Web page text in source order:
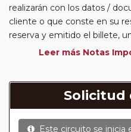
realizarán con los datos /
cliente o que conste en su
reserva y emitido el billete,
o un nombre incompleto,
generados de cancelación y
reserva nueva puede
plazas en los mismos
Leer más Notas
Solicitud
Este circuito se inicia